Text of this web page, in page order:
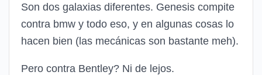
Son dos galaxias diferentes. Genesis compite
contra bmw y todo eso, y en algunas cosas lo
hacen bien (las mecánicas son bastante meh).
Pero contra Bentley? Ni de lejos.